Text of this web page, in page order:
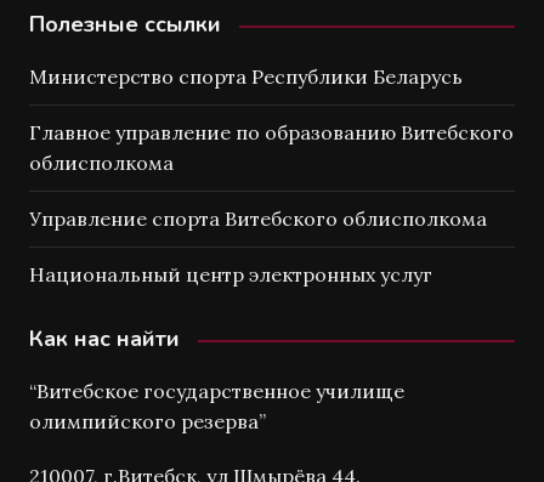
Полезные ссылки
Министерство спорта Республики Беларусь
Главное управление по образованию Витебского
облисполкома
Управление спорта Витебского облисполкома
Национальный центр электронных услуг
Как нас найти
“Витебское государственное училище
олимпийского резерва”
210007, г.Витебск, ул Шмырёва 44.